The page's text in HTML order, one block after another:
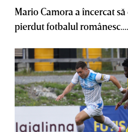
Mario Camora a încercat
pierdut fotbalul românesc....